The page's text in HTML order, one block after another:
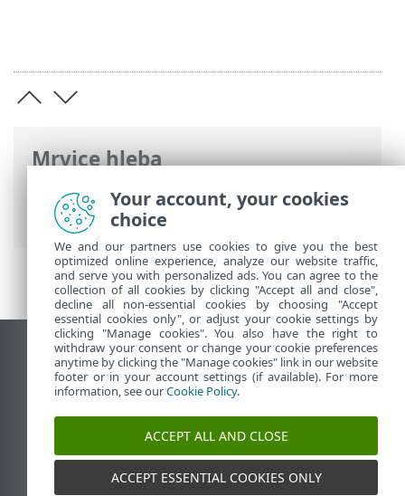
Mrvice hleba
ESET pomoć na mreži>ESET HOME>Rad
sa programom ESET HOME
Prikaži lokaciju za računare
End of Life
ESET Forum
ESET baza znanja
ESET Status Portal
Regionalna podrška
Your account, your cookies
choice
We and our partners use cookies to give you the best
optimized online experience, analyze our website traffic,
and serve you with personalized ads. You can agree to the
collection of all cookies by clicking "Accept all and close",
decline all non-essential cookies by choosing "Accept
essential cookies only", or adjust your cookie settings by
clicking "Manage cookies". You also have the right to
withdraw your consent or change your cookie preferences
anytime by clicking the "Manage cookies" link in our website
footer or in your account settings (if available). For more
information, see ourCookie Policy.
ACCEPT ALL AND CLOSE
ACCEPT ESSENTIAL COOKIES ONLY